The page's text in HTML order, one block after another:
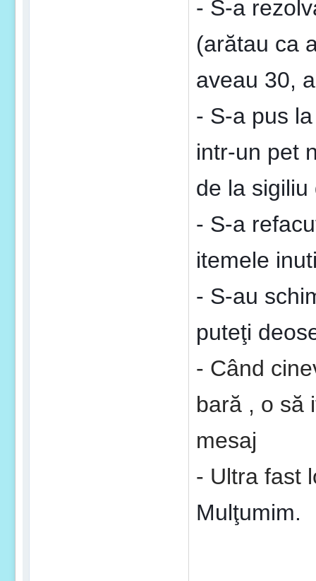
- S-a
(arătau ca
aveau 30,
- S-a pus
intr-un pet
de la sigiliu
- S-a
itemele
- S-au
puteţi
- Când
bară , o să
mesaj
- Ultra fast
Mulţumim.